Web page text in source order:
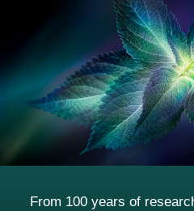
From 100 years of